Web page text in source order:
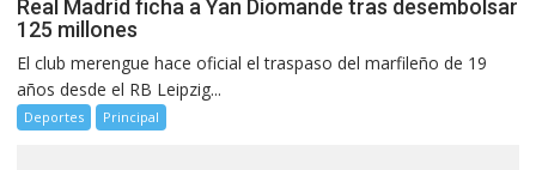
Real Madrid ficha a Yan Diomande tras desembolsar
125 millones
El club merengue hace oficial el traspaso del marfileño de 19
años desde el RB Leipzig...
Deportes Principal